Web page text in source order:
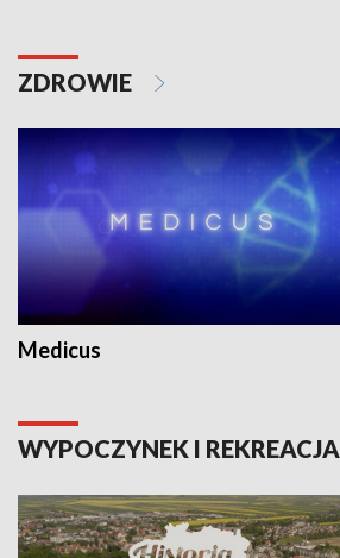
ZDROWIE
Medicus
WYPOCZYNEK I REKREACJA